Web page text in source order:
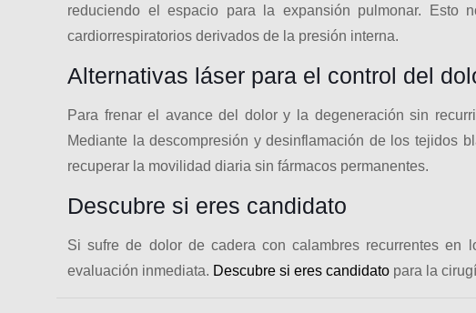
reduciendo el espacio para la expansión pulmonar. Esto
cardiorrespiratorios derivados de la presión interna.
Alternativas láser para el control del
Para frenar el avance del dolor y la degeneración sin
Mediante la descompresión y desinflamación de los tejidos
recuperar la movilidad diaria sin fármacos permanentes.
Descubre si eres candidato
Si sufre de dolor de cadera con calambres recurrentes en
evaluación inmediata. Descubre si eres candidato para la